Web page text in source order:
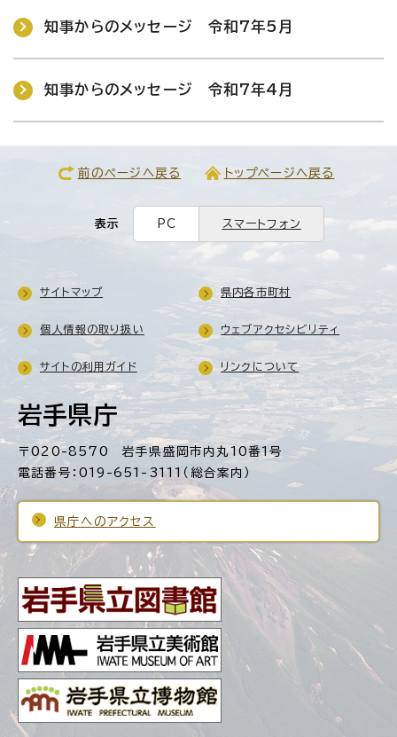
知事からのメッセージ 令和7年5月
知事からのメッセージ 令和7年4月
前のページへ戻る トップページへ戻る
表示 PC スマートフォン
岩手県庁
〒020-8570 岩手県盛岡市内丸10番1号
電話番号：019-651-3111（総合案内）
県庁へのアクセス
サイトマップ 県内各市町村
個人情報の取り扱い ウェブアクセシビリティ
サイトの利用ガイド リンクについて